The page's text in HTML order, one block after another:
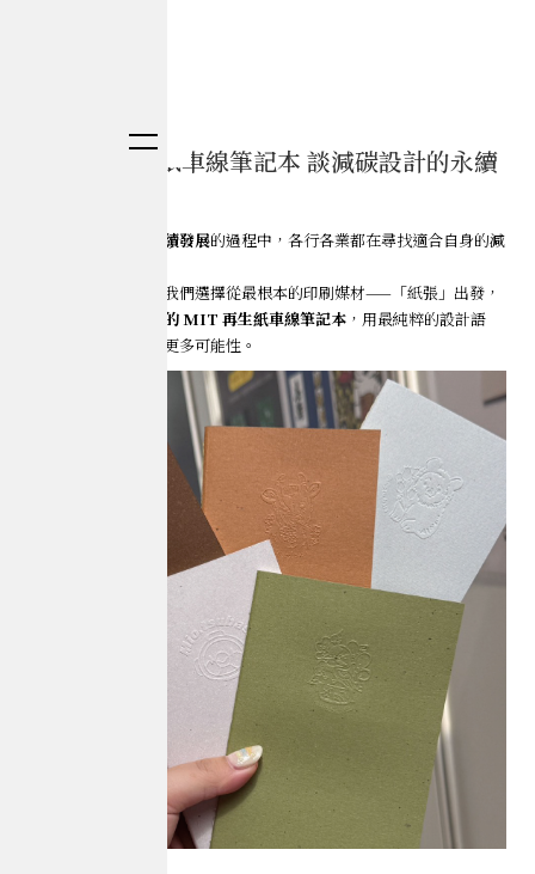
從 MIT 再生紙車線筆記本 談減碳設計的永續
永續發展的過程中，各行各業都在尋找適合自身的減
對印研所而言，這次我們選擇從最根本的印刷媒材——「紙張」出發，
無印刷的 MIT 再生紙車線筆記本 ，用最純粹的設計語
」的更多可能性。